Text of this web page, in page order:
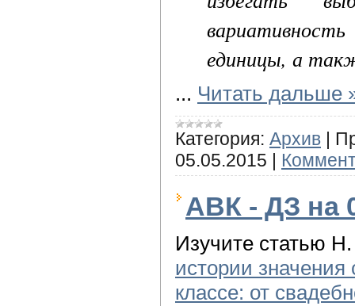
вариативность
единицы, а
... Читать дальше
Категория: Архив
05.05.2015
АВК - ДЗ на
Изучите статью
истории
классе: от